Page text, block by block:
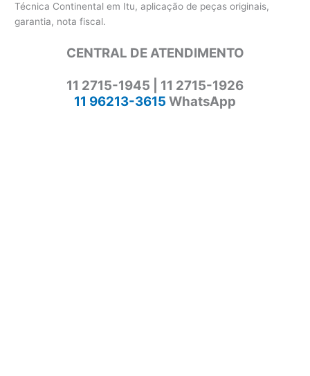
Técnica Continental em Itu, aplicação de peças originais,
garantia, nota fiscal.
CENTRAL DE ATENDIMENTO
11 2715-1945 | 11 2715-1926
11 96213-3615 WhatsApp